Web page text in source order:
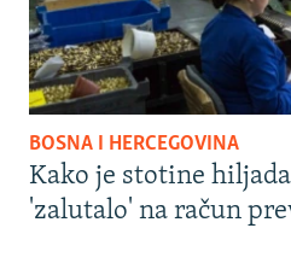
BOSNA I HERCEGOVINA
Kako je stotine
'zalutalo' na račun